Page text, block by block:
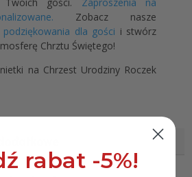
Zobacz nasze
podziękowania dla gości i stwórz
Chrztu Świętego!
na Chrzest Urodziny Roczek
rabat -5%!